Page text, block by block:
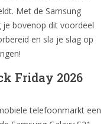
Met de Samsung
je bovenop dit voordeel
en sla je slag op
Friday 2026
telefoonmarkt een